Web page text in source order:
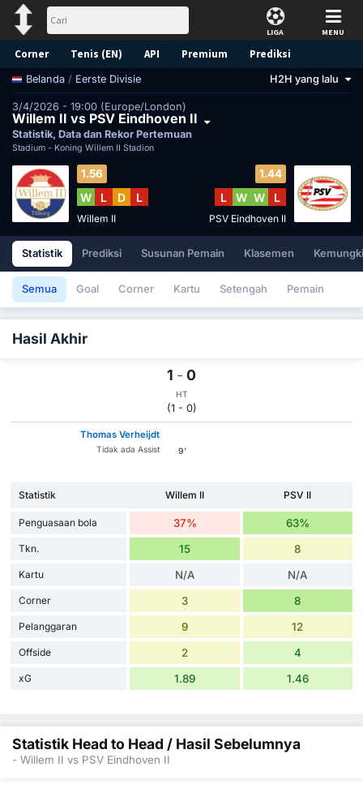
LIGA MENU
Corner Tenis (EN) API Premium Prediksi
Belanda / Eerste Divisie H2H yang lalu
3/4/2026 - 19:00 (Europe/London)
Willem II vs PSV Eindhoven II
Statistik, Data dan Rekor Pertemuan
Stadium - Koning Willem II Stadion
1.56
W L D L
Willem II
1.44
L W W L
PSV Eindhoven II
Statistik Prediksi Susunan Pemain Klasemen
Semua Goal Corner Kartu Setengah Pemain
Hasil Akhir
1 - 0
HT
(1 - 0)
Thomas Verheijdt
Tidak ada Assist 9'
Statistik Willem II PSV II
Penguasaan bola 37% 63%
Tkn. 15 8
Kartu N/A N/A
Corner 3 8
Pelanggaran 9 12
Offside 2 4
xG 1.89 1.46
Statistik Head to Head / Hasil Sebelumnya
- Willem II vs PSV Eindhoven II